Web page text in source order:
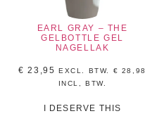
EARL GRAY – THE
GELBOTTLE GEL
NAGELLAK
€ 23,95 EXCL. BTW. € 28,98
INCL, BTW.
I DESERVE THIS